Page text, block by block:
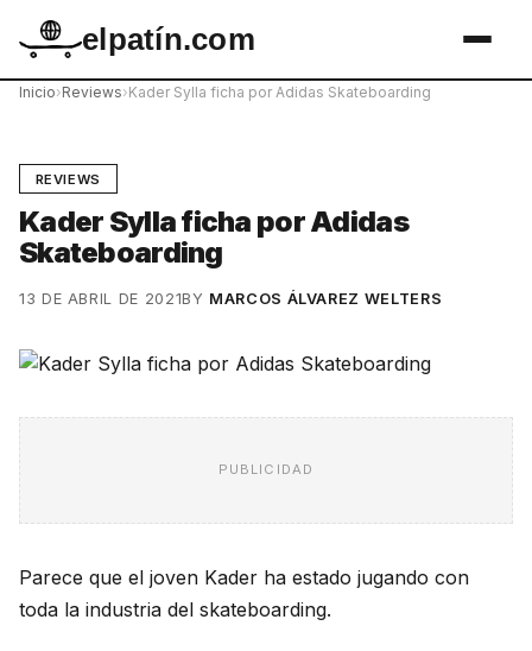
elpatín.com
Inicio›Reviews›Kader Sylla ficha por Adidas Skateboarding
REVIEWS
Kader Sylla ficha por Adidas
Skateboarding
13 DE ABRIL DE 2021BY MARCOS ÁLVAREZ WELTERS
PUBLICIDAD
Parece que el joven Kader ha estado jugando con
toda la industria del skateboarding.